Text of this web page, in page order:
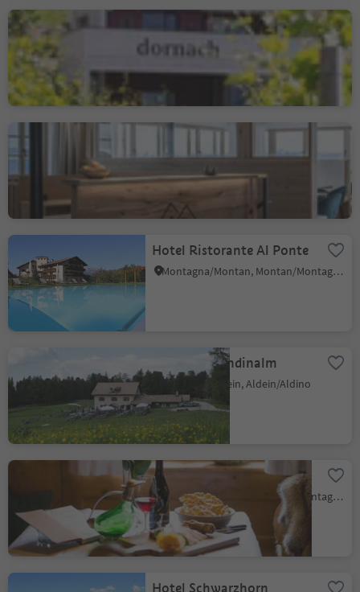
Osteria Contadina -
Buschenschank Dornach
Aldein/Aldino
Hotel Ristorante Al Ponte
Montagna/Montan, Montan/Montagna, Alto Adige Wine Road
Gasthof Gurndinalm
Redagno/Radein, Aldein/Aldino
Pizzeria Zur Traube
Montagna/Montan, Montan/Montagna, Alto Adige Wine Road
Hotel Schwarzhorn